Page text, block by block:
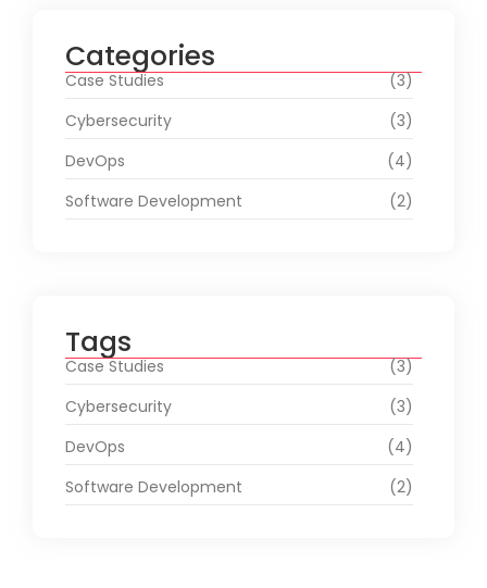
Categories
Case Studies
(3)
Cybersecurity
(3)
DevOps
(4)
Software Development
(2)
Tags
Case Studies
(3)
Cybersecurity
(3)
DevOps
(4)
Software Development
(2)